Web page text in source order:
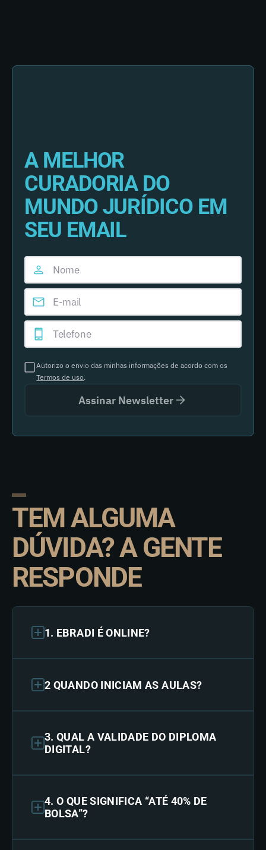
A MELHOR
CURADORIA DO
MUNDO JURÍDICO EM
SEU EMAIL
Autorizo o envio das minhas informações de acordo com os
Termos de uso.
Assinar Newsletter
TEM ALGUMA
DÚVIDA? A GENTE
RESPONDE
1. EBRADI É ONLINE?
2 QUANDO INICIAM AS AULAS?
3. QUAL A VALIDADE DO DIPLOMA
DIGITAL?
4. O QUE SIGNIFICA “ATÉ 40% DE
BOLSA”?